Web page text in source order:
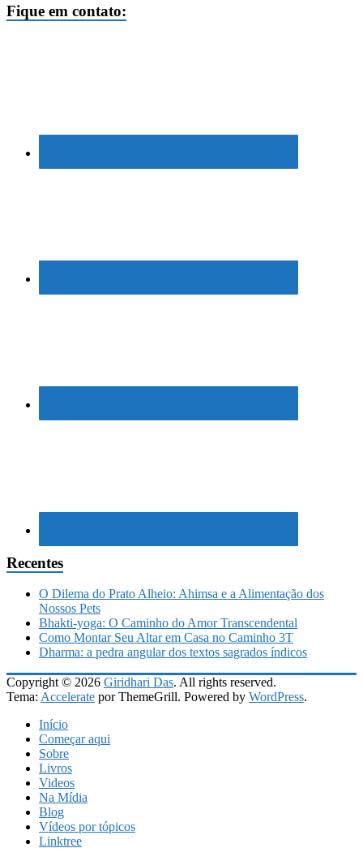
Fique em contato:
Recentes
O Dilema do Prato Alheio: Ahimsa e a Alimentação dos
Nossos Pets
Bhakti-yoga: O Caminho do Amor Transcendental
Como Montar Seu Altar em Casa no Caminho 3T
Dharma: a pedra angular dos textos sagrados índicos
Copyright © 2026 Giridhari Das. All rights reserved.
Tema: Accelerate por ThemeGrill. Powered by WordPress.
Início
Começar aqui
Sobre
Livros
Videos
Na Mídia
Blog
Vídeos por tópicos
Linktree